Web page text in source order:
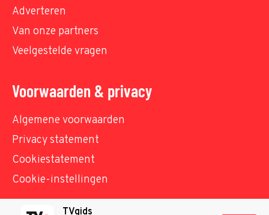
Adverteren
Van onze partners
Veelgestelde vragen
Voorwaarden & privacy
Algemene voorwaarden
Privacy statement
Cookiestatement
Cookie-instellingen
TVgids